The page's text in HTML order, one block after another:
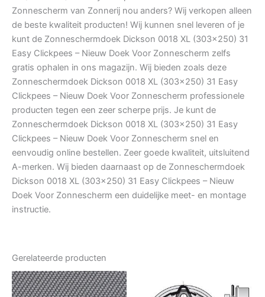
Zonnescherm van Zonnerij nou anders? Wij verkopen alleen
de beste kwaliteit producten! Wij kunnen snel leveren of je
kunt de Zonneschermdoek Dickson 0018 XL (303×250) 31
Easy Clickpees – Nieuw Doek Voor Zonnescherm zelfs
gratis ophalen in ons magazijn. Wij bieden zoals deze
Zonneschermdoek Dickson 0018 XL (303×250) 31 Easy
Clickpees – Nieuw Doek Voor Zonnescherm professionele
producten tegen een zeer scherpe prijs. Je kunt de
Zonneschermdoek Dickson 0018 XL (303×250) 31 Easy
Clickpees – Nieuw Doek Voor Zonnescherm snel en
eenvoudig online bestellen. Zeer goede kwaliteit, uitsluitend
A-merken. Wij bieden daarnaast op de Zonneschermdoek
Dickson 0018 XL (303×250) 31 Easy Clickpees – Nieuw
Doek Voor Zonnescherm een duidelijke meet- en montage
instructie.
Gerelateerde producten